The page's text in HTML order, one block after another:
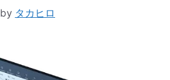
by タカヒロ